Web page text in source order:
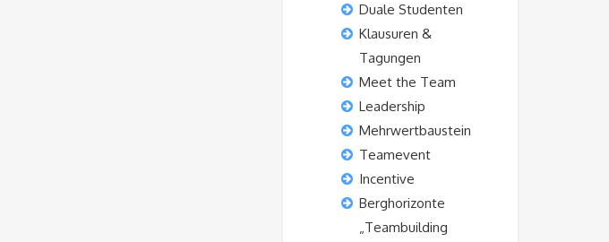
Duale Studenten
Klausuren &
Tagungen
Meet the Team
Leadership
Mehrwertbaustein
Teamevent
Incentive
Berghorizonte
„Teambuilding